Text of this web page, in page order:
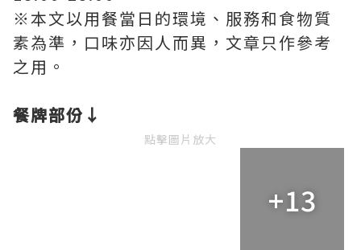
※本文以用餐當日的環境、服務和食物質
素為準，口味亦因人而異，文章只作參考
之用。
餐牌部份↓
點擊圖片放大
+13